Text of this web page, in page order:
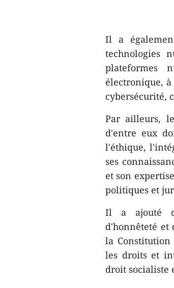
Il a
technologies
plateformes
électronique,
cybersécurité,
Par ailleurs,
d'entre eux
l'éthique,
ses
et son
politiques et
Il a ajouté
d'honnêteté et
la
les droits et
droit socialiste